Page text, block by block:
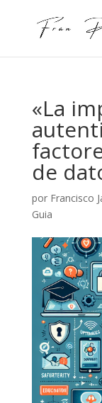
«La
de
por Francisco
Guia